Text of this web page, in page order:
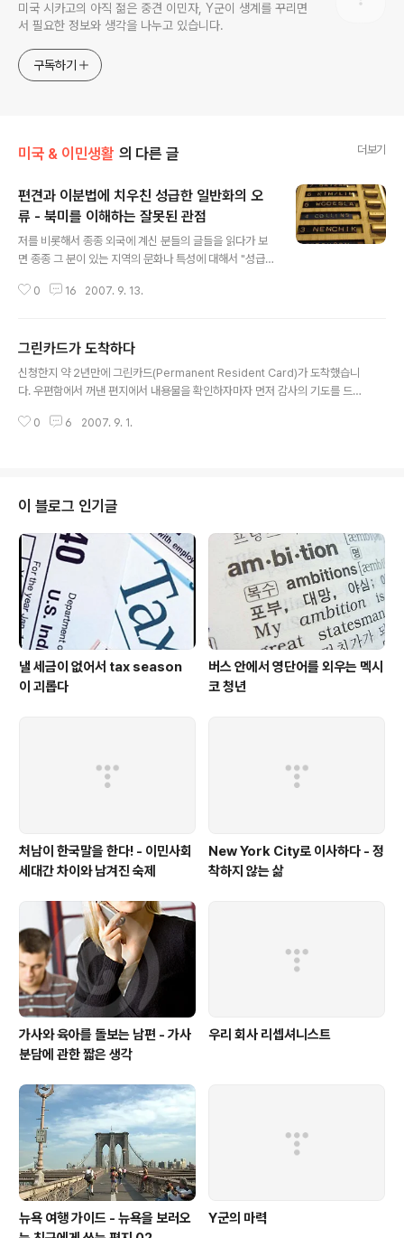
미국 시카고의 아직 젊은 중견 이민자, Y군이 생계를 꾸리면
서 필요한 정보와 생각을 나누고 있습니다.
구독하기
미국 & 이민생활 의 다른 글 더보기
편견과 이분법에 치우친 성급한 일반화의 오
류 - 북미를 이해하는 잘못된 관점
저를 비롯해서 종종 외국에 계신 분들의 글들을 읽다가 보
면 종종 그 분이 있는 지역의 문화나 특성에 대해서 "성급
나라 사람들은, 혹은 이 나라의 문화는 이러이러하다.' 라고
을 쓴 분이 많은 방문자와 구독자와 함께 블로고스피어 혹
은 웹 상에서 영향력을 가진 분이라면 읽는 이로 하여금 그
냥 고개를 끄덕이며 '그렇구나' 하고 넘어갈 수 있는 문제가
험한 상황이 되기도 합니다. 다른데 볼 것 없이 제 자신이
0 16 2007. 9. 13.
그린카드가 도착하다
신청한지 약 2년만에 그린카드(Permanent Resident Card)가 도착했습니
다. 우편함에서 꺼낸 편지에서 내용물을 확인하자마자 먼저 감사의 기도를 드리
보게 되니 그간의 불평 불만이 다 날아가고 그저 기쁠 따름입니다. 일단 그린카
터 1년 후가 되기 90일 전에 2년이 되기 전 90일간 조건부(Conditional)이라
는 글자를 때어내야 합니다. 물론 그 때는 여태까지처럼 ..
0 6 2007. 9. 1.
이 블로그 인기글
낼 세금이 없어서 tax season
이 괴롭다
버스 안에서 영단어를 외우는 멕시
코 청년
처남이 한국말을 한다! - 이민사회
세대간 차이와 남겨진 숙제
New York City로 이사하다 - 정
착하지 않는 삶
가사와 육아를 돌보는 남편 - 가사
분담에 관한 짧은 생각
우리 회사 리셉셔니스트
뉴욕 여행 가이드 - 뉴욕을 보러오
Y군의 마력